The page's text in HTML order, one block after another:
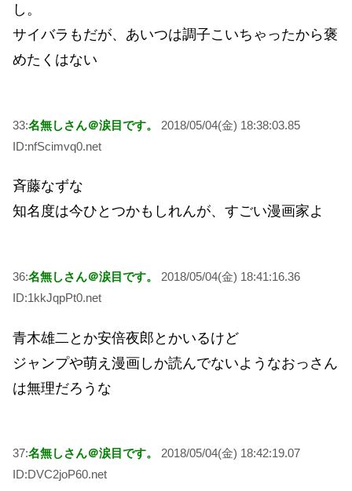
し。
サイバラもだが、あいつは調子こいちゃったから褒
めたくはない
33:名無しさん＠涙目です。
2018/05/04(金) 18:38:03.85
ID:nfScimvq0.net
斉藤なずな
知名度は今ひとつかもしれんが、すごい漫画家よ
36:名無しさん＠涙目です。
2018/05/04(金) 18:41:16.36
ID:1kkJqpPt0.net
青木雄二とか安倍夜郎とかいるけど
ジャンプや萌え漫画しか読んでないようなおっさん
は無理だろうな
37:名無しさん＠涙目です。
2018/05/04(金) 18:42:19.07
ID:DVC2joP60.net